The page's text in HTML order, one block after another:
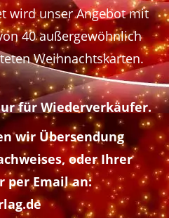
wird unser Angebot mit
40 außergewöhnlich
Weihnachtskarten.
für Wiederverkäufer.
wir Übersendung
oder Ihrer
per Email an: